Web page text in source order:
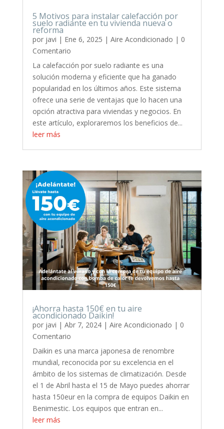
5 Motivos para instalar calefacción por
suelo radiante en tu vivienda nueva o
reforma
por javi | Ene 6, 2025 | Aire Acondicionado | 0
Comentario
La calefacción por suelo radiante es una
solución moderna y eficiente que ha ganado
popularidad en los últimos años. Este sistema
ofrece una serie de ventajas que lo hacen una
opción atractiva para viviendas y negocios. En
este artículo, exploraremos los beneficios de...
leer más
¡Ahorra hasta 150€ en tu aire
acondicionado Daikin!
por javi | Abr 7, 2024| Aire Acondicionado | 0
Comentario
Daikin es una marca japonesa de renombre
mundial, reconocida por su excelencia en el
ámbito de los sistemas de climatización. Desde
el 1 de Abril hasta el 15 de Mayo puedes ahorrar
hasta 150eur en la compra de equipos Daikin en
Benimestic. Los equipos que entran en...
leer más